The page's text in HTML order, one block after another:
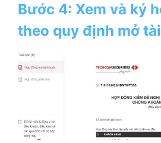
Bước 4: Xem và ký
theo quy định mở